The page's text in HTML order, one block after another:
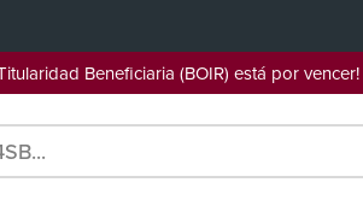
Titularidad Beneficiaria (BOIR) está por